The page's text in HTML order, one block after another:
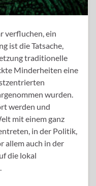
verfluchen, ein
ist die Tatsache,
traditionelle
Minderheiten eine
wurden.
werden und
mit einem ganz
in der Politik,
allem auch in der
die lokal